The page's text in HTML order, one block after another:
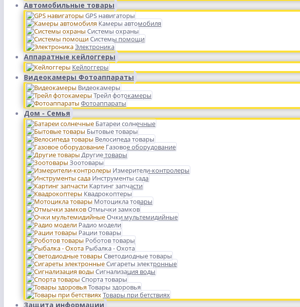
Автомобильные товары
GPS навигаторы
Камеры автомобиля
Системы охраны
Системы помощи
Электроника
Аппаратные кейлоггеры
Кейлоггеры
Видеокамеры Фотоаппараты
Видеокамеры
Трейл фотокамеры
Фотоаппараты
Дом - Семья
Батареи солнечные
Бытовые товары
Велосипеда товары
Газовое оборудование
Другие товары
Зоотовары
Измерители-контролеры
Инструменты сада
Картинг запчасти
Квадрокоптеры
Мотоцикла товары
Отмычки замков
Очки мультемидийные
Радио модели
Рации товары
Роботов товары
Рыбалка - Охота
Светодиодные товары
Сигареты электронные
Сигнализация воды
Спорта товары
Товары здоровья
Товары при бетствиях
Защита информации